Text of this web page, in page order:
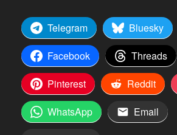
Telegram
Bluesky
Facebook
Threads
Pinterest
Reddit
WhatsApp
Email